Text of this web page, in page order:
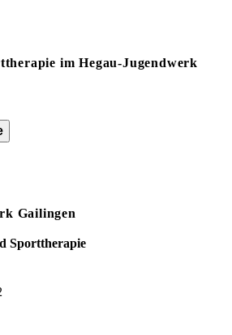
im Hegau-Jugendwerk
Gailingen
Sporttherapie